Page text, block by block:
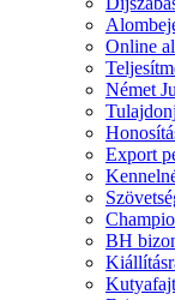
Online
Német
Export
BH